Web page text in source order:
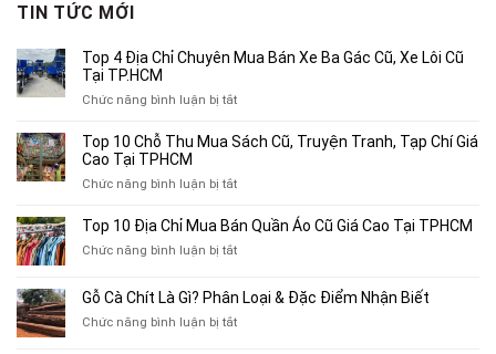
TIN TỨC MỚI
Top 4 Địa Chỉ Chuyên Mua Bán Xe Ba Gác Cũ, Xe Lôi Cũ
Tại TP.HCM
Chức năng bình luận bị tắtở
4
Bán
Xe
Cũ,
Xe
Top 10 Chỗ Thu Mua Sách Cũ, Truyện Tranh, Tạp Chí Giá
Cao Tại TPHCM
Chức năng bình luận bị tắtở
10
Thu
Sách
Top 10 Địa Chỉ Mua Bán Quần Áo Cũ Giá Cao Tại TPHCM
Chức năng bình luận bị tắtở
Địa
Chỉ
Gỗ Cà Chít Là Gì? Phân Loại & Đặc Điểm Nhận Biết
Chức năng bình luận bị tắtở